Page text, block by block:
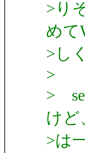
>り
めて
>し
>
>
けど
>は